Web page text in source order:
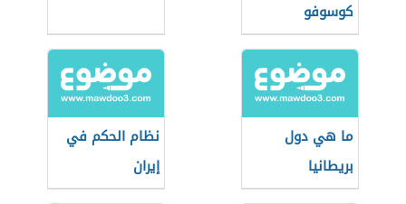
كوسوفو
ما هي دول
بريطانيا
نظام الحكم في
إيران